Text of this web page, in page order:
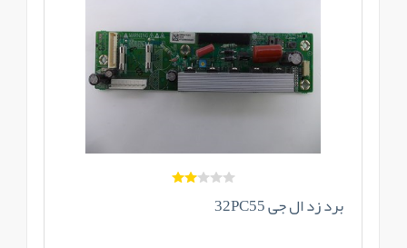
برد زد ال جی 32PC55